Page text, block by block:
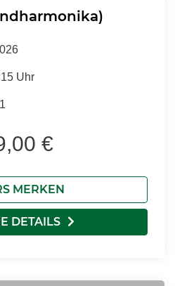
Uhr
€
MERKEN
DETAILS